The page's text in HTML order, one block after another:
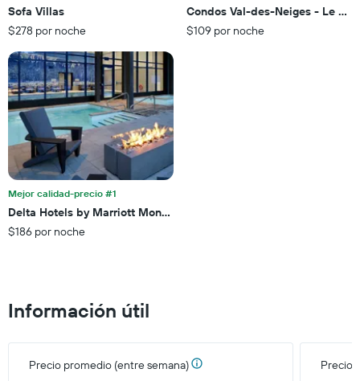
Sofa Villas
$278 por noche
Condos Val-des-Neiges - Le
$109 por noche
Mejor calidad-precio #1
Delta Hotels by Marriott Mont Sainte-Anne, Resort & Convention
$186 por noche
Información útil
Precio promedio (entre semana) Precio